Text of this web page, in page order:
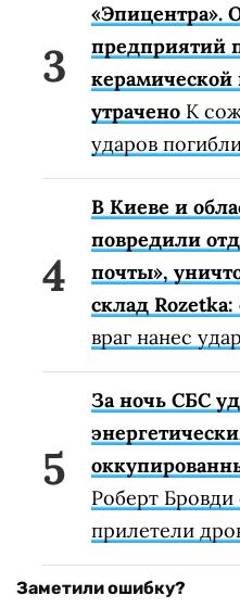
«Эпицентра».
предприятий
утрачено К
ударов
В Киеве и
повредили
почты»,
склад
враг нанес
За ночь СБС
Роберт
прилетели
Заметили ошибку?